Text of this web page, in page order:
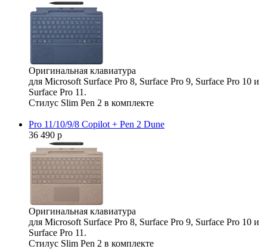
Оригинальная клавиатура
для Microsoft Surface Pro 8, Surface Pro 9, Surface Pro 10 и
Surface Pro 11.
Стилус Slim Pen 2 в комплекте
Pro 11/10/9/8 Copilot + Pen 2 Dune
36 490 р
Оригинальная клавиатура
для Microsoft Surface Pro 8, Surface Pro 9, Surface Pro 10 и
Surface Pro 11.
Стилус Slim Pen 2 в комплекте